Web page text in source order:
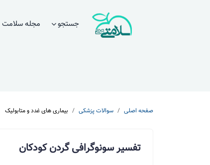
جستجو مجله سلامت
صفحه اصلی سوالات پزشکی بیماری های غدد و متابولیک
تفسیر سونوگرافی گردن کودکان